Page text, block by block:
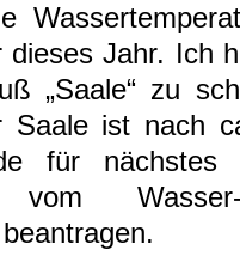
dieses Jahr. Ich
„Saale“ zu
Saale ist nach
für nächstes
vom